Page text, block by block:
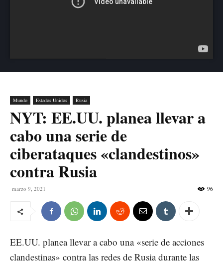
Mundo Estados Unidos Rusia
NYT: EE.UU. planea llevar a
cabo una serie de
ciberataques «clandestinos»
contra Rusia
marzo 9, 2021 96
EE.UU. planea llevar a cabo una «serie de acciones
clandestinas» contra las redes de Rusia durante las